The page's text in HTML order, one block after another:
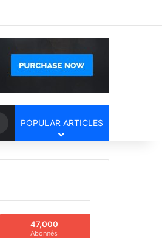
Search
for
POPULAR ARTICLES
47,000
Abonnés